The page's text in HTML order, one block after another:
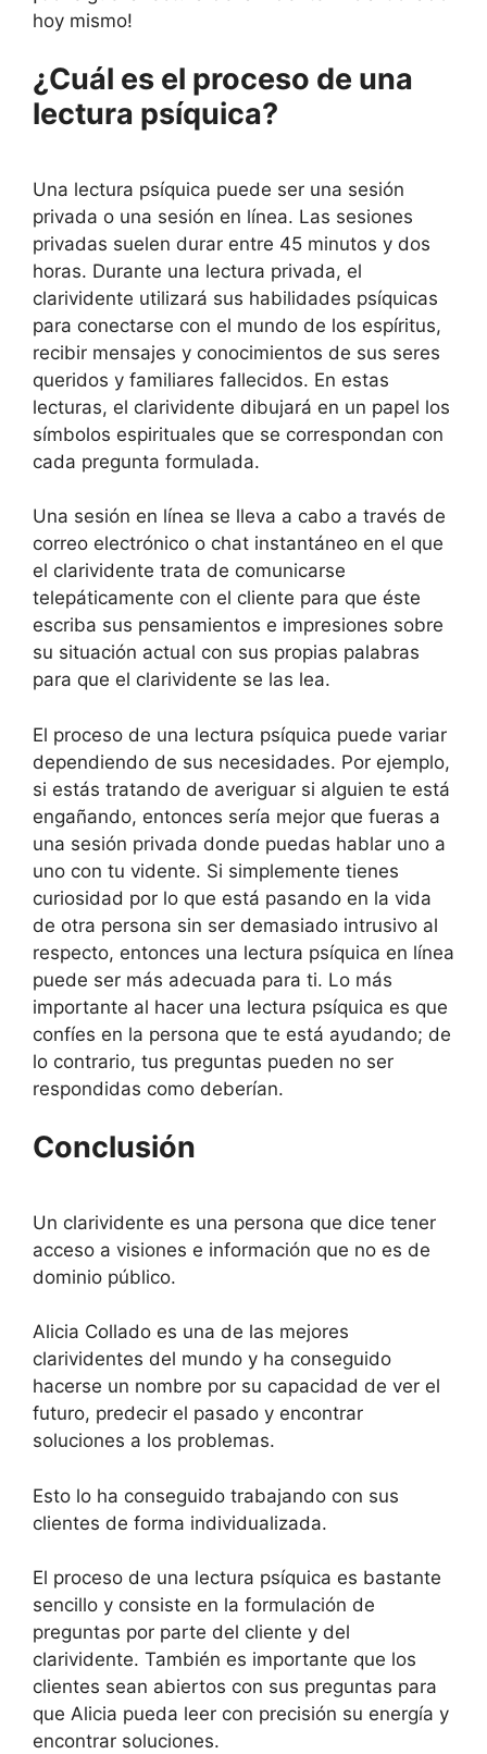
hoy mismo!
¿Cuál es el proceso de una
lectura psíquica?
Una lectura psíquica puede ser una sesión
privada o una sesión en línea. Las sesiones
privadas suelen durar entre 45 minutos y dos
horas. Durante una lectura privada, el
clarividente utilizará sus habilidades psíquicas
para conectarse con el mundo de los espíritus,
recibir mensajes y conocimientos de sus seres
queridos y familiares fallecidos. En estas
lecturas, el clarividente dibujará en un papel los
símbolos espirituales que se correspondan con
cada pregunta formulada.
Una sesión en línea se lleva a cabo a través de
correo electrónico o chat instantáneo en el que
el clarividente trata de comunicarse
telepáticamente con el cliente para que éste
escriba sus pensamientos e impresiones sobre
su situación actual con sus propias palabras
para que el clarividente se las lea.
El proceso de una lectura psíquica puede variar
dependiendo de sus necesidades. Por ejemplo,
si estás tratando de averiguar si alguien te está
engañando, entonces sería mejor que fueras a
una sesión privada donde puedas hablar uno a
uno con tu vidente. Si simplemente tienes
curiosidad por lo que está pasando en la vida
de otra persona sin ser demasiado intrusivo al
respecto, entonces una lectura psíquica en línea
puede ser más adecuada para ti. Lo más
importante al hacer una lectura psíquica es que
confíes en la persona que te está ayudando; de
lo contrario, tus preguntas pueden no ser
respondidas como deberían.
Conclusión
Un clarividente es una persona que dice tener
acceso a visiones e información que no es de
dominio público.
Alicia Collado es una de las mejores
clarividentes del mundo y ha conseguido
hacerse un nombre por su capacidad de ver el
futuro, predecir el pasado y encontrar
soluciones a los problemas.
Esto lo ha conseguido trabajando con sus
clientes de forma individualizada.
El proceso de una lectura psíquica es bastante
sencillo y consiste en la formulación de
preguntas por parte del cliente y del
clarividente. También es importante que los
clientes sean abiertos con sus preguntas para
que Alicia pueda leer con precisión su energía y
encontrar soluciones.